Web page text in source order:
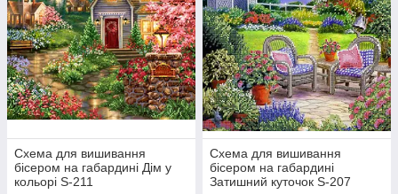
Схема для вишивання
бісером на габардині Дім у
кольорі S-211
Схема для вишивання
бісером на габардині
Затишний куточок S-207